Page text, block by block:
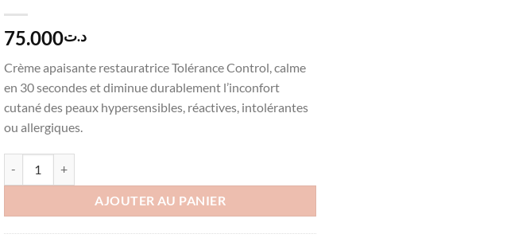
د.ت75.000
Crème apaisante restauratrice Tolérance Control, calme
en 30 secondes et diminue durablement l’inconfort
cutané des peaux hypersensibles, réactives, intolérantes
ou allergiques.
AJOUTER AU PANIER